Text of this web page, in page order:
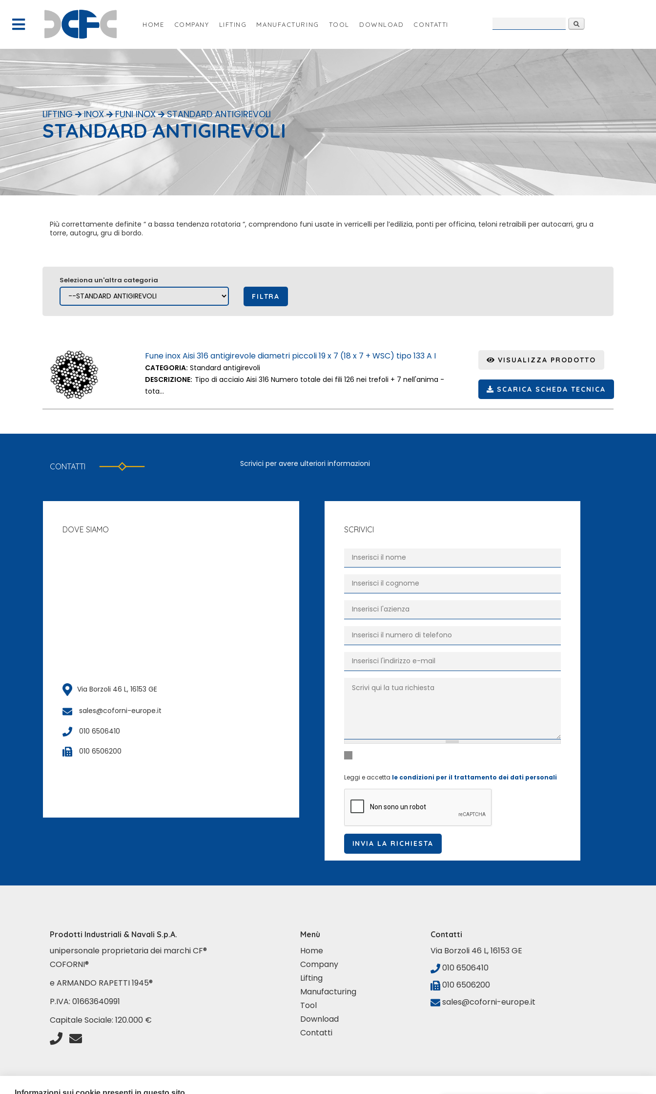
HOME COMPANY LIFTING MANUFACTURING TOOL DOWNLOAD CONTATTI
Form di
ricerca
Cerca
LIFTING INOX FUNI INOX STANDARD ANTIGIREVOLI
STANDARD ANTIGIREVOLI
Più correttamente definite “ a bassa tendenza rotatoria “, comprendono funi usate in verricelli per l’edilizia, ponti per officina, teloni retraibili per autocarri, gru a
torre, autogru, gru di bordo.
Seleziona un'altra categoria
Fune inox Aisi 316 antigirevole diametri piccoli 19 x 7 (18 x 7 + WSC) tipo 133 A I
CATEGORIA: Standard antigirevoli
DESCRIZIONE: Tipo di acciaio Aisi 316 Numero totale dei fili 126 nei trefoli + 7 nell'anima -
tota...
VISUALIZZA PRODOTTO
SCARICA SCHEDA TECNICA
CONTATTI Scrivici per avere ulteriori informazioni
DOVE SIAMO
Via Borzoli 46 L, 16153 GE
sales@coforni-europe.it
010 6506410
010 6506200
SCRIVICI
Leggi e accetta le condizioni per il trattamento dei dati personali
Prodotti Industriali & Navali S.p.A.
unipersonale proprietaria dei marchi CF®
COFORNI®
e ARMANDO RAPETTI 1945®
P.IVA: 01663640991
Capitale Sociale: 120.000 €
Menù
Home
Company
Lifting
Manufacturing
Tool
Download
Contatti
Contatti
Via Borzoli 46 L, 16153 GE
010 6506410
010 6506200
sales@coforni-europe.it